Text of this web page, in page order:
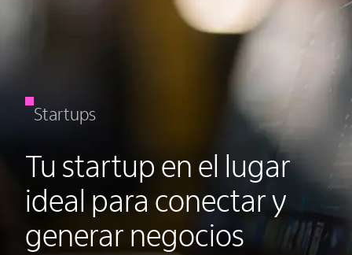
Startups
Tu startup en el lugar
ideal para conectar y
generar negocios